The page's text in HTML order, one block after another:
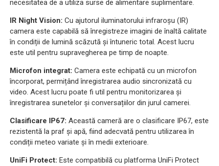
necesitatea de a utiliza surse de alimentare suplimentare.
IR Night Vision: Cu ajutorul iluminatorului infraroșu (IR)
camera este capabilă să înregistreze imagini de înaltă calitate
în condiții de lumină scăzută și întuneric total. Acest lucru
este util pentru supravegherea pe timp de noapte.
Microfon integrat: Camera este echipată cu un microfon
încorporat, permițând înregistrarea audio sincronizată cu
video. Acest lucru poate fi util pentru monitorizarea și
înregistrarea sunetelor și conversațiilor din jurul camerei.
Clasificare IP67: Această cameră are o clasificare IP67, este
rezistentă la praf și apă, fiind adecvată pentru utilizarea în
condiții meteo variate și în medii exterioare.
UniFi Protect: Este compatibilă cu platforma UniFi Protect